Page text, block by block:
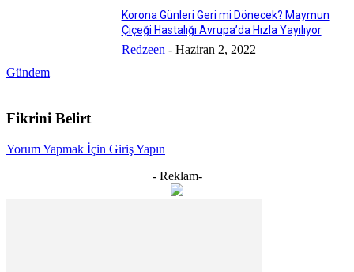
Gündem
Korona Günleri Geri mi Dönecek? Maymun
Çiçeği Hastalığı Avrupa’da Hızla Yayılıyor
Redzeen - Haziran 2, 2022
Fikrini Belirt
Yorum Yapmak İçin Giriş Yapın
- Reklam-